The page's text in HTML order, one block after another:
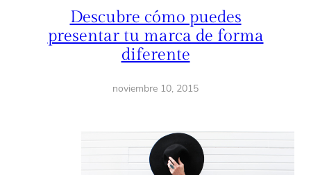
Descubre cómo puedes
presentar tu marca de forma
diferente
noviembre 10, 2015